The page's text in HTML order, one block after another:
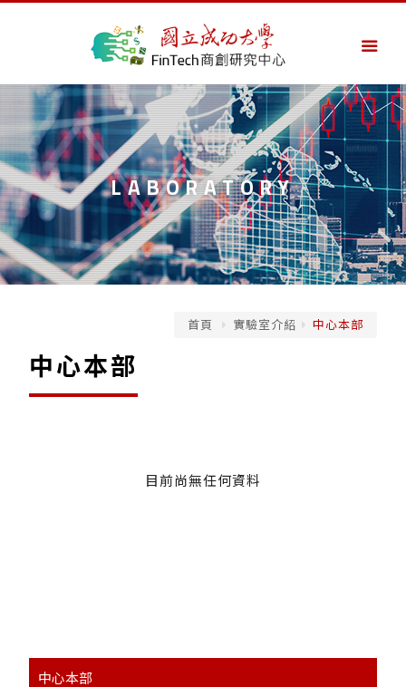
LABORATORY
首頁 實驗室介紹 中心本部
中心本部
目前尚無任何資料
中心本部